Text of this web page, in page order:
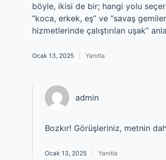
böyle, ikisi de bir; hangi yolu
“koca, erkek, eş” ve “savaş
hizmetlerinde çalıştırılan uşak”
Ocak 13, 2025 Yanıtla
admin
Bozkır! Görüşleriniz, metnin
Ocak 13, 2025 Yanıtla